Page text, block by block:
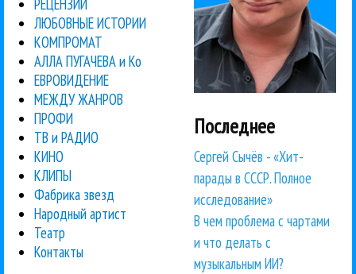
РЕЦЕНЗИИ
ЛЮБОВНЫЕ ИСТОРИИ
КОМПРОМАТ
АЛЛА ПУГАЧЕВА и Ко
ЕВРОВИДЕНИЕ
МЕЖДУ ЖАНРОВ
ПРОФИ
ТВ и РАДИО
КИНО
КЛИПЫ
Фабрика звезд
Народный артист
Театр
Контакты
Последнее
Сергей Сычёв - «Хит-
парады в СССР. Полное
исследование»
В чем проблема с чартами
и что делать с
музыкальным ИИ?